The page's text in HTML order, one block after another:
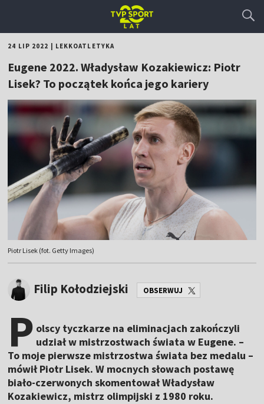
24 LIP 2022 LEKKOATLETYKA
Eugene 2022. Władysław Kozakiewicz: Piotr
Lisek? To początek końca jego kariery
Piotr Lisek (fot. Getty Images)
Filip Kołodziejski OBSERWUJ
P olscy tyczkarze na eliminacjach zakończyli
udział w mistrzostwach świata w Eugene. –
To moje pierwsze mistrzostwa świata bez medalu –
mówił Piotr Lisek. W mocnych słowach postawę
biało-czerwonych skomentował Władysław
Kozakiewicz, mistrz olimpijski z 1980 roku.